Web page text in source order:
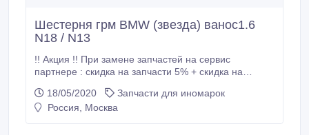
Шестерня грм BMW (звезда) ванос1.6
N18 / N13
!! Акция !! При замене запчастей на сервис
партнере : скидка на запчасти 5% + скидка на
ОБЯЗАТЕЛЬНО УТОЧНЯЙТЕ ЦЕНУ И
РЕЗЕРВИРУЙТЕ ДЕТАЛЬ !!! НОВЫЕ!!!! Б/У НЕТ!!!!!
18/05/2020
Запчасти для иномарок
Россия, Москва